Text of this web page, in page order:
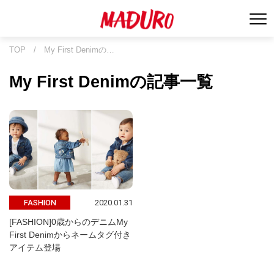
TOP / My First Denimの…
My First Denimの記事一覧
FASHION 2020.01.31
[FASHION]0歳からのデニムMy
First Denimからネームタグ付き
アイテム登場